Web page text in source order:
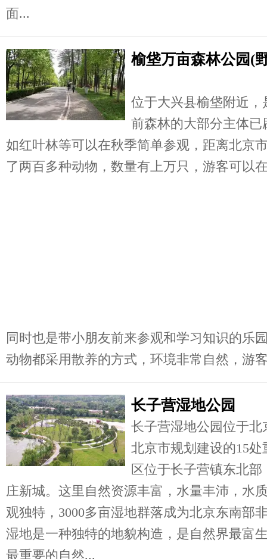
面...
榆垡万亩森林公园(
位于大兴县榆垡附近
前森林的大部分主体
如红叶林等可以在秋季简单参观，距离北京
了两百多种动物，数量有上万只，游客可以
同时也是带小朋友前来参观和学习知识的乐
动物都采用散养的方式，环境非常自然，游
长子营湿地公园
长子营湿地公园位于
北京市规划建设的15
区位于长子营镇东北
庄新城。这里自然资源丰富，水量丰沛，水
观独特，3000多亩湿地群落成为北京东南部
湿地是一种独特的地貌构造，是自然界最富
最重要的自然...